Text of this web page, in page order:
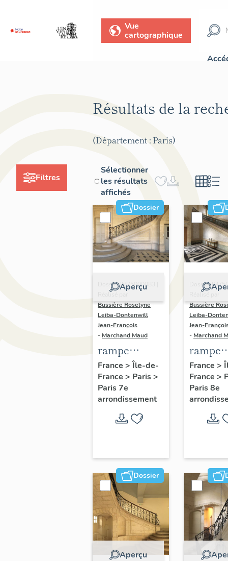
Vue
cartographique
Filtres
Résultats de la
(Département : Paris)
Sélectionner
les résultats
affichés
Dossier
Aperçu
Dossier IM75000083 |
Réalisé par
Bussière Roselyne-
Leiba-Dontenwill
Jean-François
- Marchand Maud
rampe
d'appui,
escalier de l'
hôtel du
actuellement
étudié)
France > Île-de-
France > Paris>
Paris 7e
arrondissement
Dossier
Réalisé par
Bussière
Leiba-
Jean-
- Marchand
rampe
d'appui,
grand
garde
Etat-
la
France >
France >
Paris 8e
Dossier
Aperçu